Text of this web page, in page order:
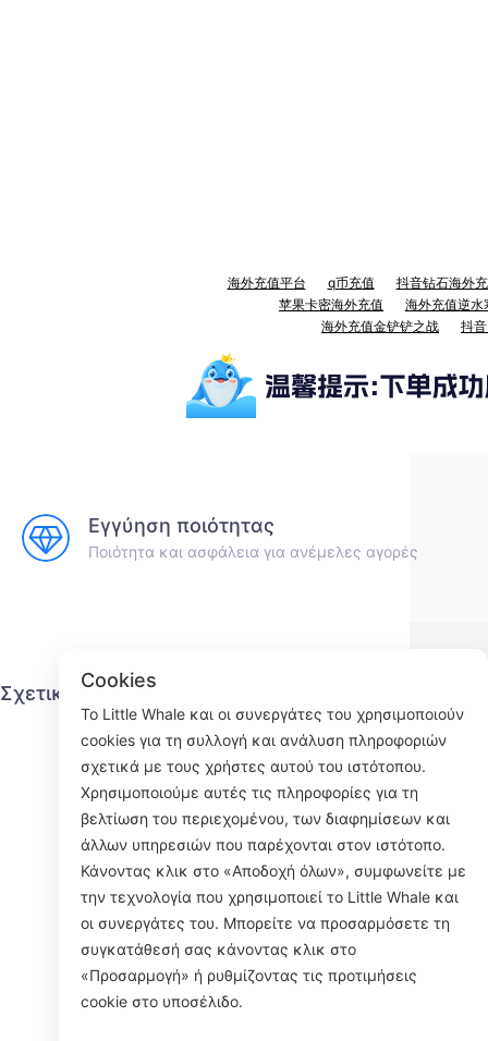
海外充值平台 q币充值
抖音钻石海外
苹果卡密海外充值
海外充值逆水
海外充值金铲铲之战
抖
Εγγύηση ποιότητας
Ποιότητα και ασφάλεια για ανέμελες αγορές
Σχετικά με τον μικρό κιτρινόψαρο
Επικοινωνήστε μαζί μας
Διαδικασία αποστολής
Διαδικασία επιστροφής
Σχετικά με εμάς
Cookies
Το Little Whale και οι συνεργάτες του χρησιμοποιούν
cookies για τη συλλογή και ανάλυση πληροφοριών
σχετικά με τους χρήστες αυτού του ιστότοπου.
Χρησιμοποιούμε αυτές τις πληροφορίες για τη
βελτίωση του περιεχομένου, των διαφημίσεων και
άλλων υπηρεσιών που παρέχονται στον ιστότοπο.
Κάνοντας κλικ στο «Αποδοχή όλων», συμφωνείτε με
την τεχνολογία που χρησιμοποιεί το Little Whale και
οι συνεργάτες του. Μπορείτε να προσαρμόσετε τη
συγκατάθεσή σας κάνοντας κλικ στο
«Προσαρμογή» ή ρυθμίζοντας τις προτιμήσεις
cookie στο υποσέλιδο.